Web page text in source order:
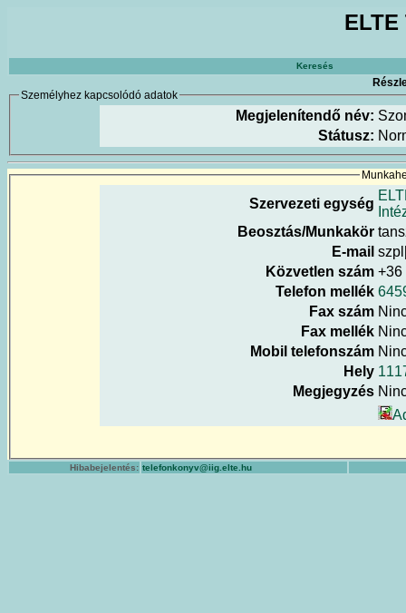
Keresés
Személyhez kapcsolódó adatok
Megjelenítendő név:
Státusz:
Szervezeti egység
Beosztás/Munkakör
E-mail
Közvetlen szám +36
Telefon mellék
Fax szám
Fax mellék
Mobil telefonszám
Hely
Megjegyzés
Hibabejelentés: telefonkonyv@iig.elte.hu